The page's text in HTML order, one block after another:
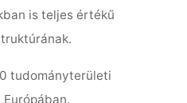
is teljes értékű
tudományterületi